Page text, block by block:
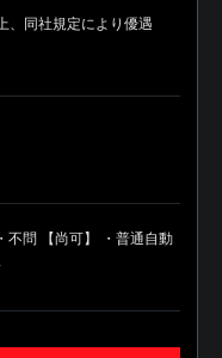
、同社規定により優遇
問 【尚可】 ・普通自動